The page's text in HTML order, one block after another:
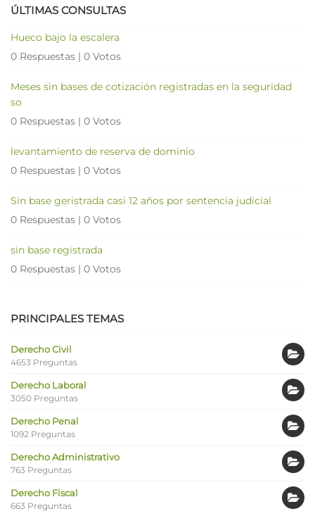
ÚLTIMAS CONSULTAS
Hueco bajo la escalera
0 Respuestas | 0 Votos
Meses sin bases de cotización registradas en la seguridad
so
0 Respuestas | 0 Votos
levantamiento de reserva de dominio
0 Respuestas | 0 Votos
Sin base geristrada casi 12 años por sentencia judicial
0 Respuestas | 0 Votos
sin base registrada
0 Respuestas | 0 Votos
PRINCIPALES TEMAS
Derecho Civil
4653 Preguntas
Derecho Laboral
3050 Preguntas
Derecho Penal
1092 Preguntas
Derecho Administrativo
763 Preguntas
Derecho Fiscal
663 Preguntas